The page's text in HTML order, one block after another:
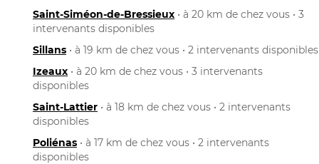
Saint-Siméon-de-Bressieux • à 20 km de chez vous • 3
intervenants disponibles
Sillans • à 19 km de chez vous • 2 intervenants disponibles
Izeaux • à 20 km de chez vous • 3 intervenants
disponibles
Saint-Lattier • à 18 km de chez vous • 2 intervenants
disponibles
Poliénas • à 17 km de chez vous • 2 intervenants
disponibles